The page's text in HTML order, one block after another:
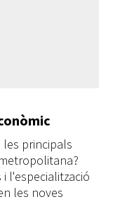
principals
l'especialització
les noves